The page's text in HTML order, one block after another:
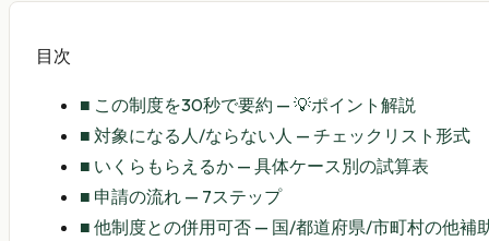
目次
■ この制度を30秒で要約 — 💡ポイント解説
■ 対象になる人/ならない人 — チェックリスト形式
■ いくらもらえるか — 具体ケース別の試算表
■ 申請の流れ — 7ステップ
■ 他制度との併用可否 — 国/都道府県/市町村の他補